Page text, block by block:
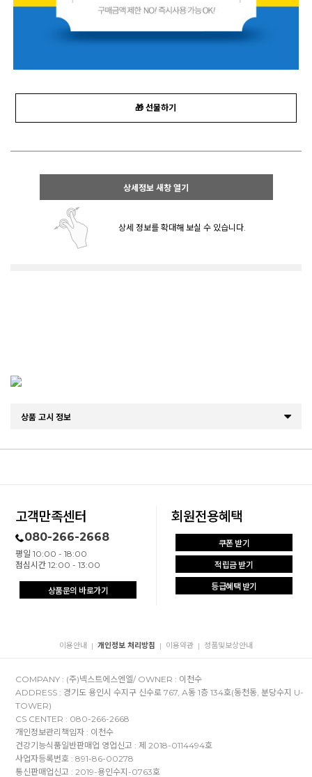
🎁 선물하기
상세정보 새창 열기
상세 정보를 확대해 보실 수 있습니다.
상품 고시 정보
고객만족센터
080-266-2668
평일 10:00 - 18:00
점심시간 12:00 - 13:00
상품문의 바로가기
회원전용혜택
쿠폰 받기
적립금 받기
등급혜택 받기
이용안내 | 개인정보 처리방침 | 이용약관 | 정품및보상안내
COMPANY : (주)넥스트에스엔엘/ OWNER : 이천수
ADDRESS : 경기도 용인시 수지구 신수로 767, A동 1층 134호(동천동, 분당수지 U-
TOWER)
CS CENTER : 080-266-2668
개인정보관리책임자 : 이천수
건강기능식품일반판매업 영업신고 : 제 2018-0114494호
사업자등록번호 : 891-86-00278
통신판매업신고 : 2019-용인수지-0763호